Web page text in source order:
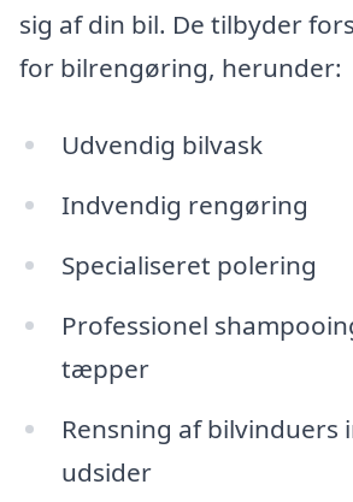
sig af din bil. De tilbyder
for bilrengøring, herunder:
Udvendig bilvask
Indvendig rengøring
Specialiseret polering
Professionel
tæpper
Rensning af bilvinduers
udsider